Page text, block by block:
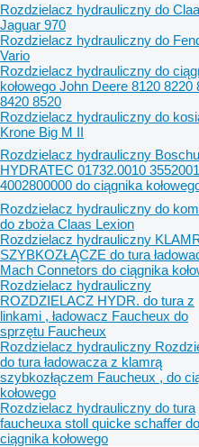
Rozdzielacz hydrauliczny do
Jaguar 970
Rozdzielacz hydrauliczny do
Vario
Rozdzielacz hydrauliczny do
kołowego John Deere 8120 8220
8420 8520
Rozdzielacz hydrauliczny do
Krone Big M II
Rozdzielacz hydrauliczny
HYDRATEC 01732.0010
4002800000 do ciągnika
Rozdzielacz hydrauliczny do
do zboża Claas Lexion
Rozdzielacz hydrauliczny
SZYBKOZŁĄCZE do tura
Mach Connetors do ciągnika
Rozdzielacz hydrauliczny
ROZDZIELACZ HYDR. do tura z
linkami , ładowacz Faucheux do
sprzętu Faucheux
Rozdzielacz hydrauliczny
do tura ładowacza z klamrą
szybkozłączem Faucheux , do
kołowego
Rozdzielacz hydrauliczny do tura
faucheuxa stoll quicke schaffer do
ciągnika kołowego